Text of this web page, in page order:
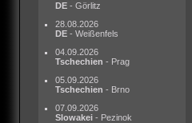
DE - Görlitz
28.08.2026
DE - Weißenfels
04.09.2026
Tschechien - Prag
05.09.2026
Tschechien - Brno
07.09.2026
Slowakei - Pezinok